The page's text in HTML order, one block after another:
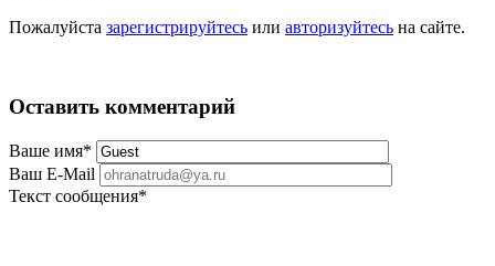
Пожалуйста зарегистрируйтесь или авторизуйтесь на сайте.
Оставить комментарий
Ваше имя*
Ваш E-Mail
Текст сообщения*